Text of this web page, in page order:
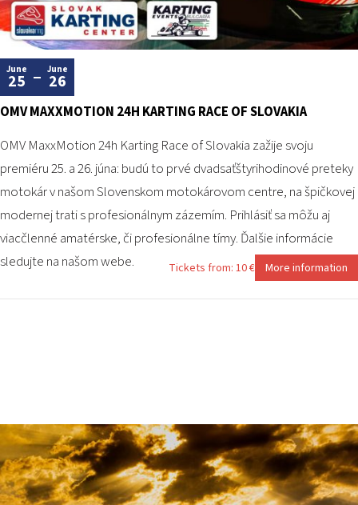
June
25
June
26
OMV MAXXMOTION 24H KARTING RACE OF SLOVAKIA
OMV MaxxMotion 24h Karting Race of Slovakia zažije svoju
premiéru 25. a 26. júna: budú to prvé dvadsaťštyrihodinové preteky
motokár v našom Slovenskom motokárovom centre, na špičkovej
modernej trati s profesionálnym zázemím. Prihlásiť sa môžu aj
viacčlenné amatérske, či profesionálne tímy. Ďalšie informácie
sledujte na našom webe.
Tickets from: 10 € More information